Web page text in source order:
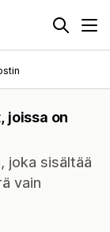
joissa on
joka sisältää
vain